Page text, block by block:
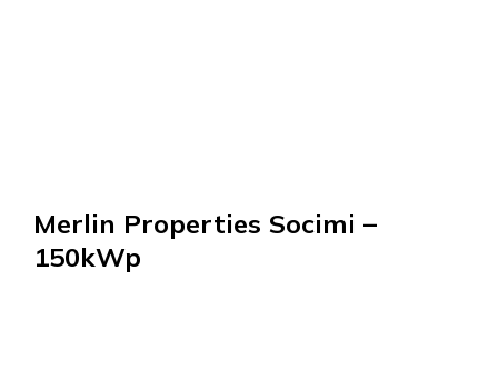
Merlin Properties Socimi –
150kWp